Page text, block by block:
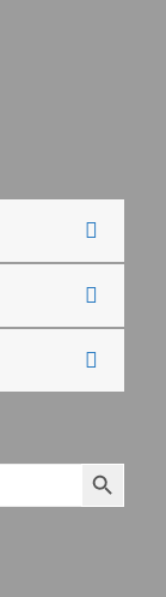
Search Button